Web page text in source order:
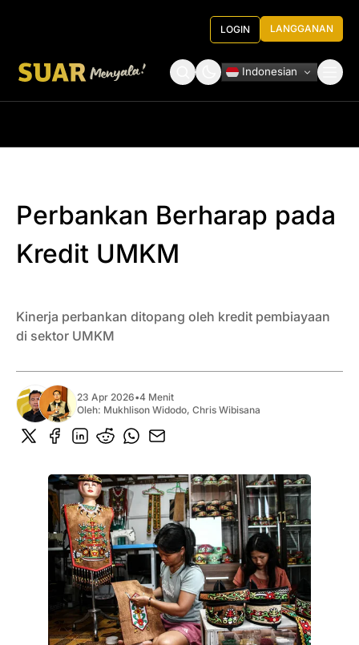
LOGIN LANGGANAN
Indonesian
Perbankan Berharap pada
Kredit UMKM
Kinerja perbankan ditopang oleh kredit pembiayaan
di sektor UMKM
23 Apr 2026•4 Menit
Oleh: Mukhlison Widodo, Chris Wibisana